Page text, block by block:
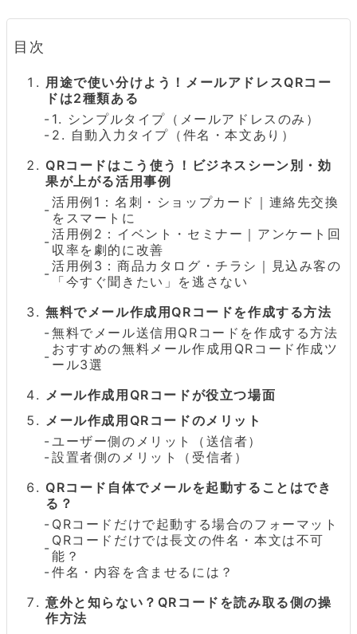
目次
用途で使い分けよう！メールアドレスQRコー
ドは2種類ある
1. シンプルタイプ（メールアドレスのみ）
2. 自動入力タイプ（件名・本文あり）
QRコードはこう使う！ビジネスシーン別・効
果が上がる活用事例
活用例1：名刺・ショップカード｜連絡先交換
をスマートに
活用例2：イベント・セミナー｜アンケート回
収率を劇的に改善
活用例3：商品カタログ・チラシ｜見込み客の
「今すぐ聞きたい」を逃さない
無料でメール作成用QRコードを作成する方法
無料でメール送信用QRコードを作成する方法
おすすめの無料メール作成用QRコード作成ツ
ール3選
メール作成用QRコードが役立つ場面
メール作成用QRコードのメリット
ユーザー側のメリット（送信者）
設置者側のメリット（受信者）
QRコード自体でメールを起動することはでき
る？
QRコードだけで起動する場合のフォーマット
QRコードだけでは長文の件名・本文は不可
能？
件名・内容を含ませるには？
意外と知らない？QRコードを読み取る側の操
作方法